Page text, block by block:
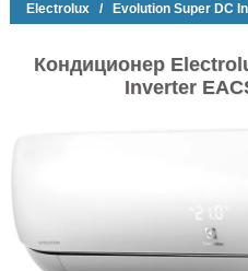
Electrolux / Evolution Super DC
Кондиционер
Inverter